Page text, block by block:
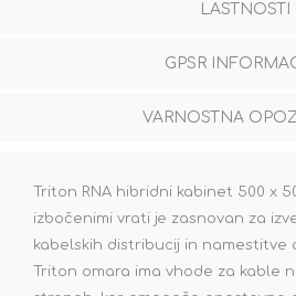
LASTNOSTI
GPSR
VARNOSTNA
Triton RNA hibridni kabinet 500 x
izbočenimi vrati je zasnovan za
kabelskih distribucij in namestitve
Triton omara ima vhode za kable